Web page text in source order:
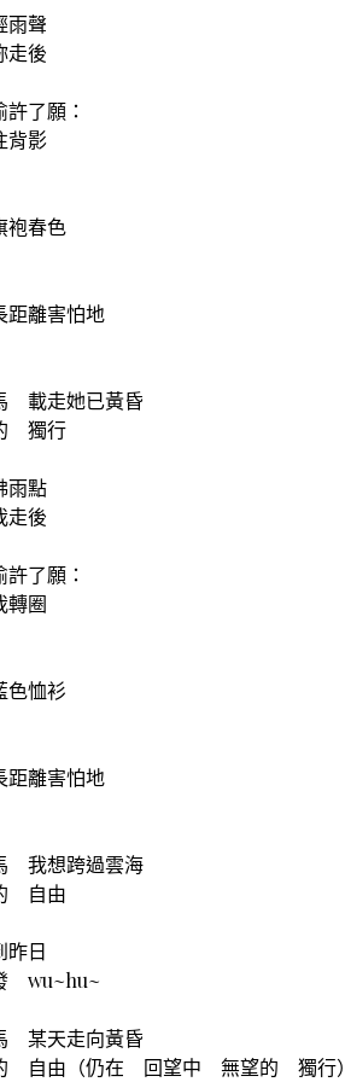
雨聲
後
了願：
影
春色
距離害怕地
載走她已黃昏
獨行
雨點
後
了願：
圈
恤衫
距離害怕地
我想跨過雲海
自由
日
wu~hu~
某天走向黃昏
自由（仍在 回望中 無望的 獨行）